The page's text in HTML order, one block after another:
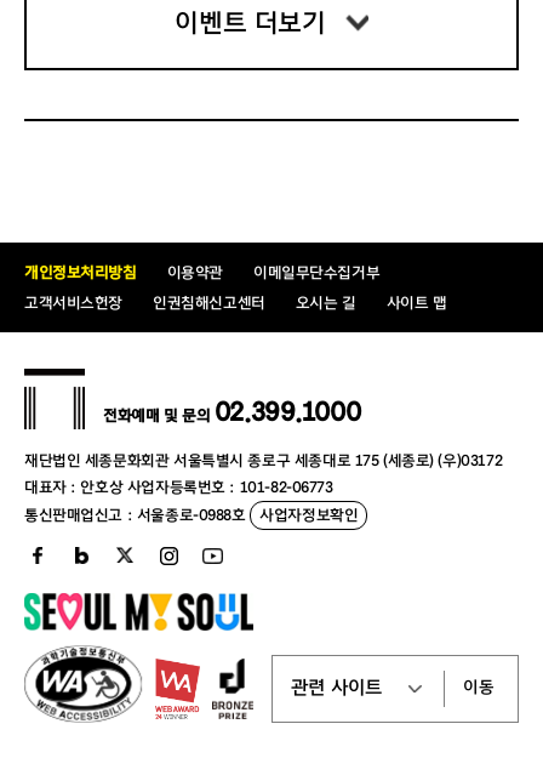
이벤트 더보기
개인정보처리방침 이용약관
이메일무단수집거부
고객서비스헌장
인권침해신고센터 오시는 길 사이트 맵
재단법인 세종문화회관 서울특별시 종로구 세종대로 175 (세종로) (우)03172
대표자 : 안호상 사업자등록번호 : 101-82-06773
통신판매업신고 : 서울종로-0988호 사업자정보확인
전화예매 및 문의 02.399.1000
이동